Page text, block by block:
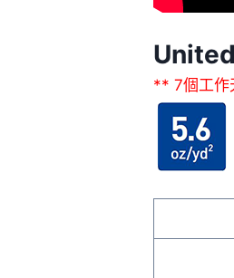
** 7個工